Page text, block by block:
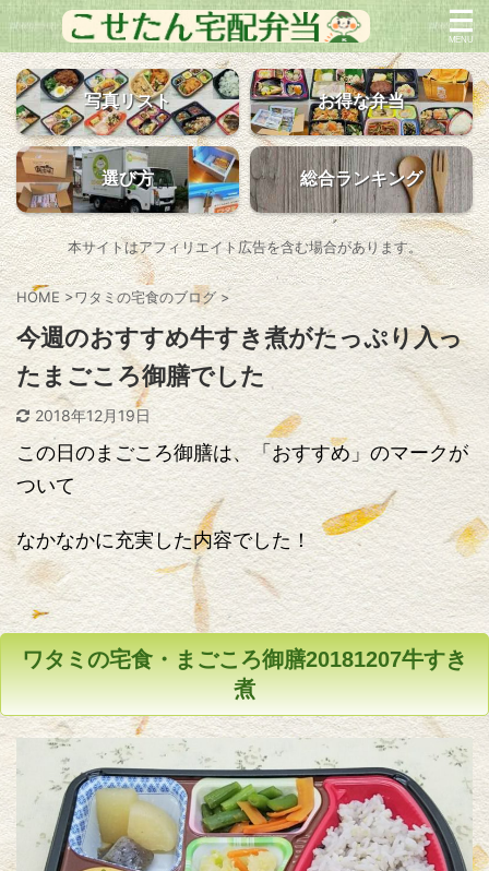
写真リスト お得な弁当
選び方 総合ランキング
本サイトはアフィリエイト広告を含む場合があります。
HOME >ワタミの宅食のブログ >
今週のおすすめ牛すき煮がたっぷり入っ
たまごころ御膳でした
2018年12月19日
この日のまごころ御膳は、「おすすめ」のマークが
ついて
なかなかに充実した内容でした！
ワタミの宅食・まごころ御膳20181207牛すき
煮